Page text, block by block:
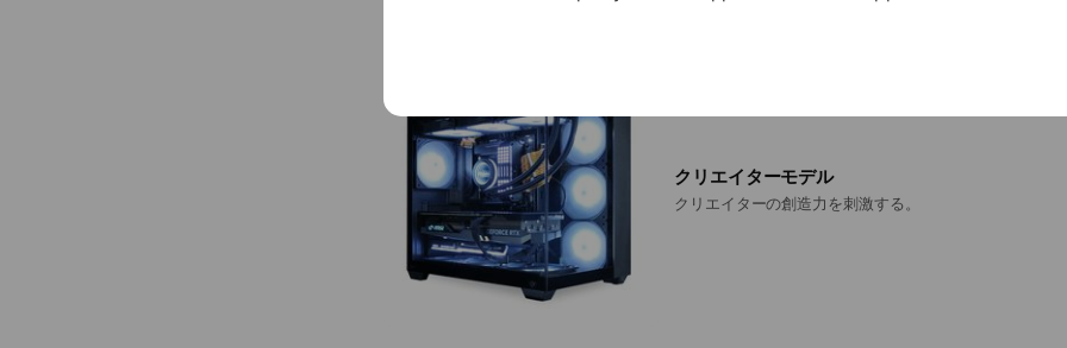
クリエイターモデル
クリエイターの創造力を刺激する。